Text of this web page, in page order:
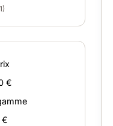
€
€